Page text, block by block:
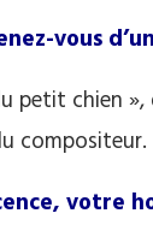
vous
petit chien
compositeur.
votre